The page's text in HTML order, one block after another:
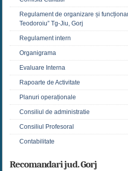
Regulament de organizare și
Teodoroiu” Tg-Jiu, Gorj
Regulament intern
Organigrama
Evaluare Interna
Rapoarte de Activitate
Planuri operaționale
Consiliul de administratie
Consiliul Profesoral
Contabilitate
Recomandari jud. Gorj